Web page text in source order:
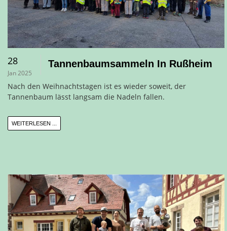
28
Jan 2025
Tannenbaumsammeln In Rußheim
Nach den Weihnachtstagen ist es wieder soweit, der
Tannenbaum lässt langsam die Nadeln fallen.
WEITERLESEN ...